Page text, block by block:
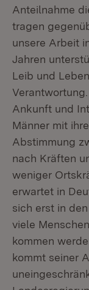
Anteilnahme
tragen
unsere Arbeit
Jahren
Leib und
Ankunft und
Männer mit
Abstimmung
nach Kräften
weniger
erwartet in
sich erst in
viele
kommen
kommt seiner